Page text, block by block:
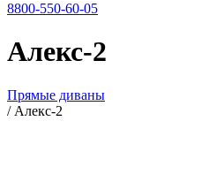
8800-550-60-05
Алекс-2
Прямые диваны
/ Алекс-2